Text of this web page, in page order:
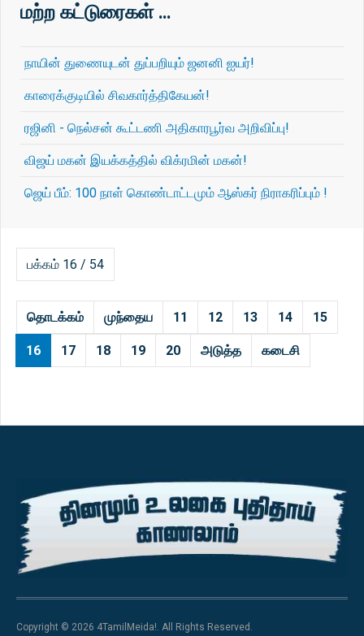
மற்ற கட்டுரைகள் …
நாயின் துணையுடன் துப்பறியும் ஜனனி ஐயர்!
காரைக்குடியில் சிவகார்த்திகேயன்!
ரஜினி - நெல்சன் கூட்டணி அதிகாரபூர்வ அறிவிப்பு!
விஜய் மகன் இயக்கத்தில் விக்ரமின் மகன்!
ஜெய் பீம்: 100 நாள் கொண்டாட்டமும் ஆஸ்கர் நிராகரிப்பும் !
பக்கம் 16 / 54
தொடக்கம் முந்தைய 11 12 13 14 15
16 17 18 19 20 அடுத்த கடைசி
Copyright © 2026 4TamilMeida!. All Rights Reserved.